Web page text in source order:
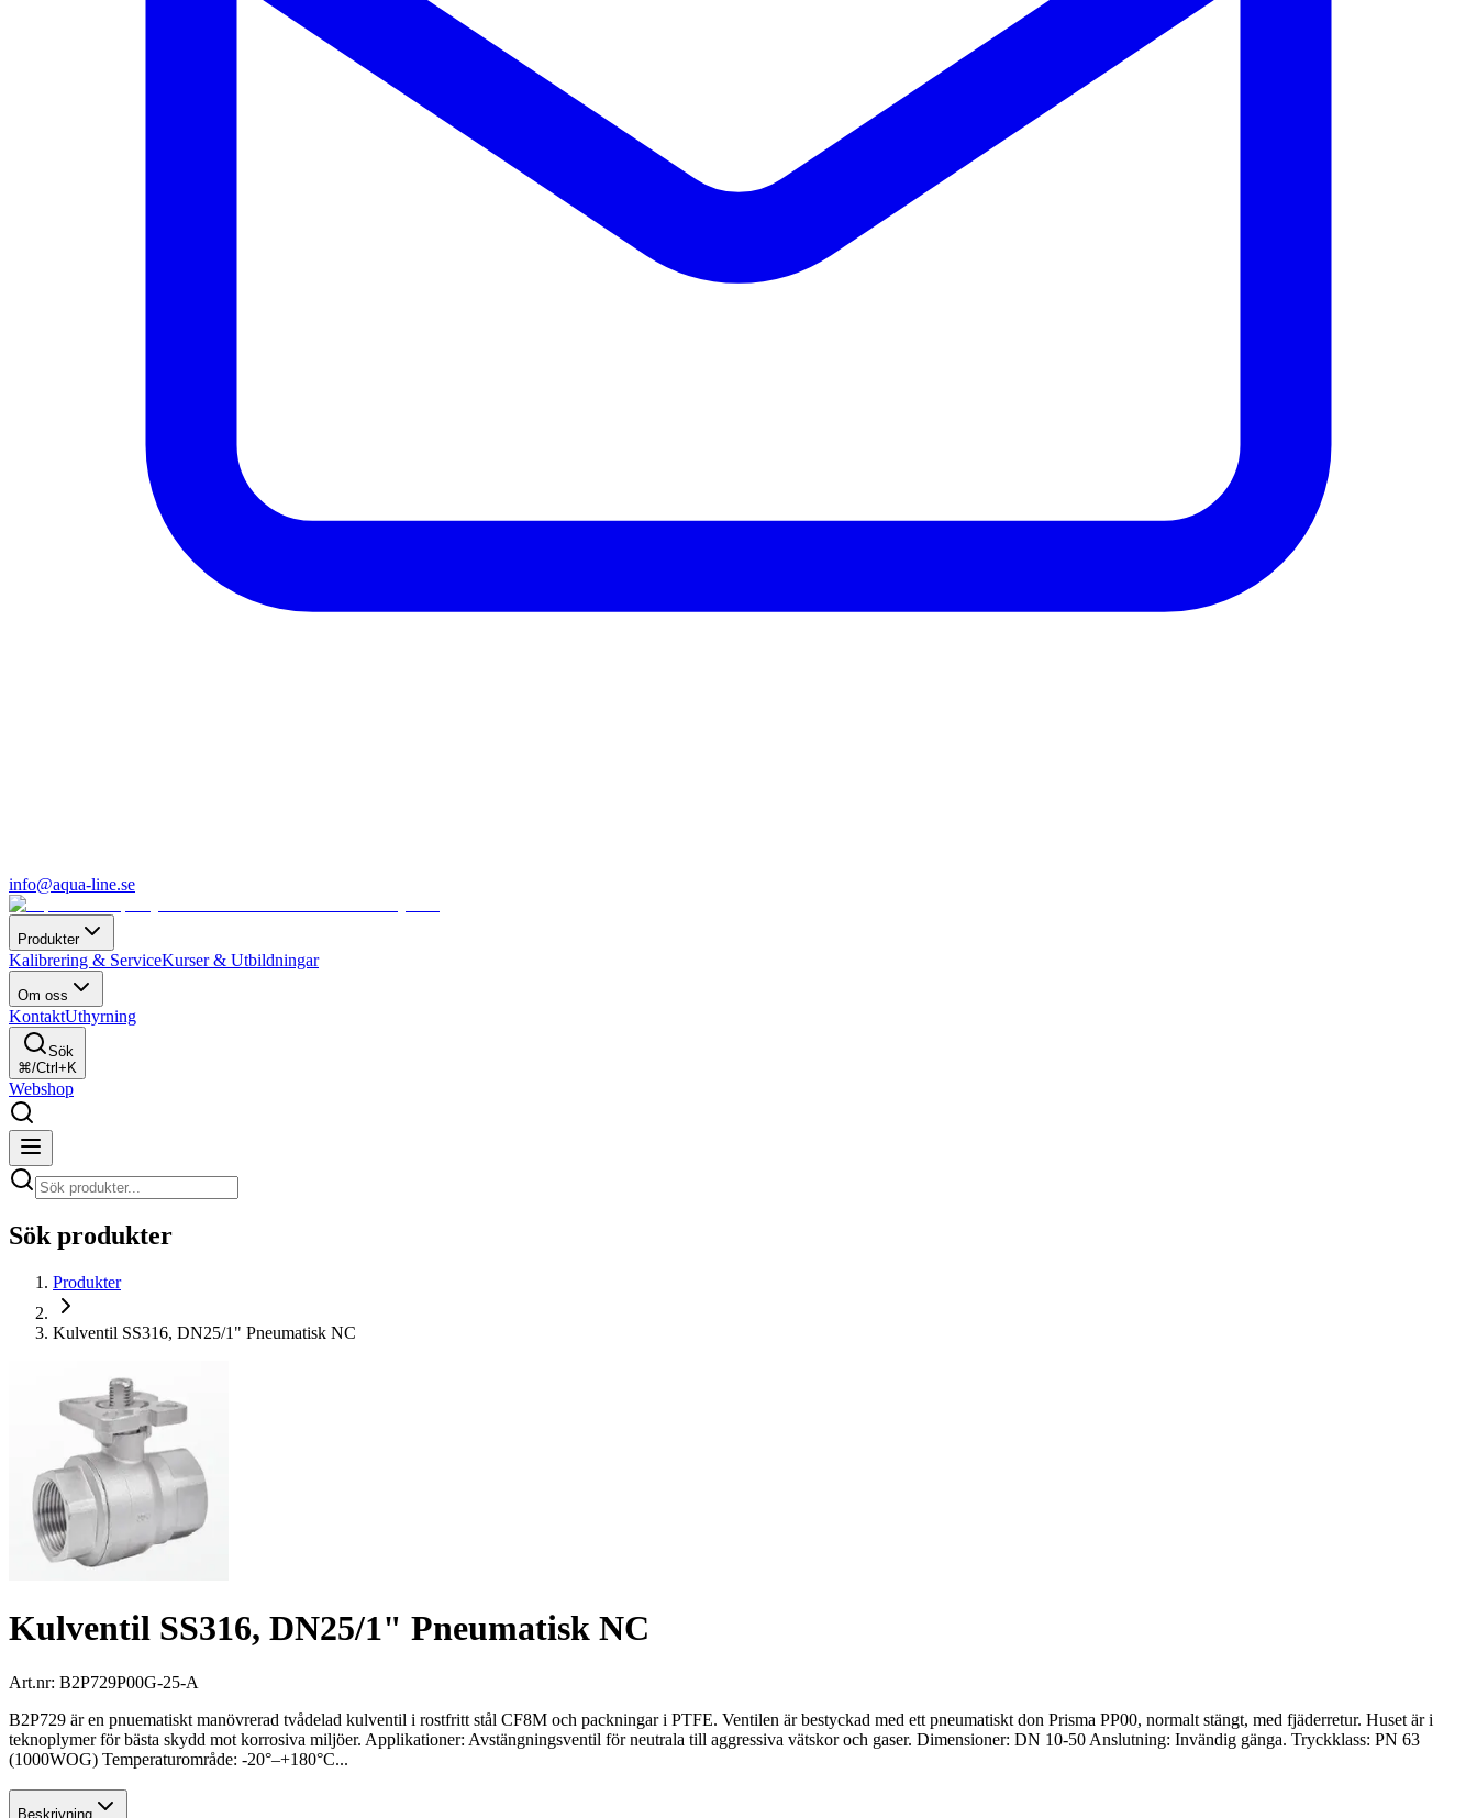
info@aqua-line.se
Produkter
Kalibrering & ServiceKurser & Utbildningar
Om oss
KontaktUthyrning
Sök
⌘/Ctrl+K
Webshop
Sök produkter
Produkter
Kulventil SS316, DN25/1" Pneumatisk NC
Kulventil SS316, DN25/1" Pneumatisk NC
Art.nr: B2P729P00G-25-A
B2P729 är en pnuematiskt manövrerad tvådelad kulventil i rostfritt stål CF8M och packningar i PTFE. Ventilen är bestyckad med ett pneumatiskt don Prisma PP00, normalt stängt, med fjäderretur. Huset är i
teknoplymer för bästa skydd mot korrosiva miljöer. Applikationer: Avstängningsventil för neutrala till aggressiva vätskor och gaser. Dimensioner: DN 10-50 Anslutning: Invändig gänga. Tryckklass: PN 63
(1000WOG) Temperaturområde: -20°–+180°C...
Beskrivning